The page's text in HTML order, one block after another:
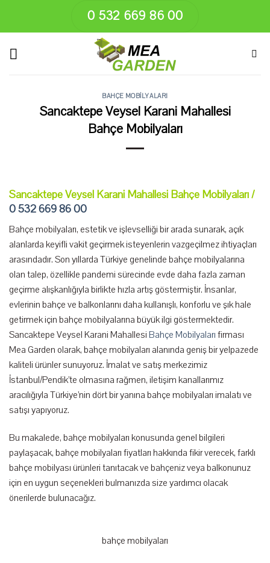
0 532 669 86 00
BAHÇE MOBILYALARI
Sancaktepe Veysel Karani Mahallesi
Bahçe Mobilyaları
Sancaktepe Veysel Karani Mahallesi Bahçe Mobilyaları /
0 532 669 86 00
Bahçe mobilyaları, estetik ve işlevselliği bir arada sunarak, açık
alanlarda keyifli vakit geçirmek isteyenlerin vazgeçilmez ihtiyaçları
arasındadır. Son yıllarda Türkiye genelinde bahçe mobilyalarına
olan talep, özellikle pandemi sürecinde evde daha fazla zaman
geçirme alışkanlığıyla birlikte hızla artış göstermiştir. İnsanlar,
evlerinin bahçe ve balkonlarını daha kullanışlı, konforlu ve şık hale
getirmek için bahçe mobilyalarına büyük ilgi göstermektedir.
Sancaktepe Veysel Karani Mahallesi Bahçe Mobilyaları firması
Mea Garden olarak, bahçe mobilyaları alanında geniş bir yelpazede
kaliteli ürünler sunuyoruz. İmalat ve satış merkezimiz
İstanbul/Pendik’te olmasına rağmen, iletişim kanallarımız
aracılığıyla Türkiye’nin dört bir yanına bahçe mobilyaları imalatı ve
satışı yapıyoruz.
Bu makalede, bahçe mobilyaları konusunda genel bilgileri
paylaşacak, bahçe mobilyaları fiyatları hakkında fikir verecek, farklı
bahçe mobilyası ürünleri tanıtacak ve bahçeniz veya balkonunuz
için en uygun seçenekleri bulmanızda size yardımcı olacak
önerilerde bulunacağız.
bahçe mobilyaları